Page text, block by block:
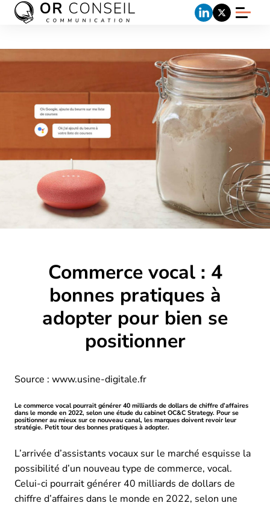
Commerce vocal : 4
bonnes pratiques à
adopter pour bien se
positionner
Source : www.usine-digitale.fr
Le commerce vocal pourrait générer 40 milliards de dollars de chiffre d’affaires
dans le monde en 2022, selon une étude du cabinet OC&C Strategy. Pour se
positionner au mieux sur ce nouveau canal, les marques doivent revoir leur
stratégie. Petit tour des bonnes pratiques à adopter.
L’arrivée d’assistants vocaux sur le marché esquisse la
possibilité d’un nouveau type de commerce, vocal.
Celui-ci pourrait générer 40 milliards de dollars de
chiffre d’affaires dans le monde en 2022, selon une